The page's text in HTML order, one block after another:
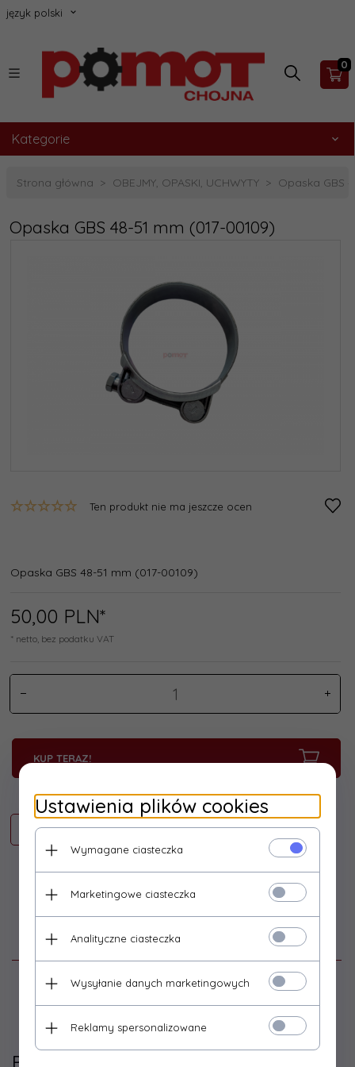
język polski
0
Kategorie
Strona główna OBEJMY, OPASKI, UCHWYTY Opaska GBS
Opaska GBS 48-51 mm (017-00109)
Ten produkt nie ma jeszcze ocen
Opaska GBS 48-51 mm (017-00109)
50,00 PLN*
* netto, bez podatku VAT
KUP TERAZ!
Opinie Klientów
Zaloguj się
Polecamy
Ustawienia plików cookies
Wymagane ciasteczka
Marketingowe ciasteczka
Analityczne ciasteczka
Wysyłanie danych marketingowych
Reklamy spersonalizowane